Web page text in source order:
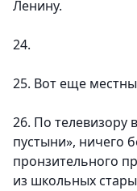
Ленину.
24.
25. Вот еще
26. По телевизору
пустыни», ничего
пронзительного
из школьных